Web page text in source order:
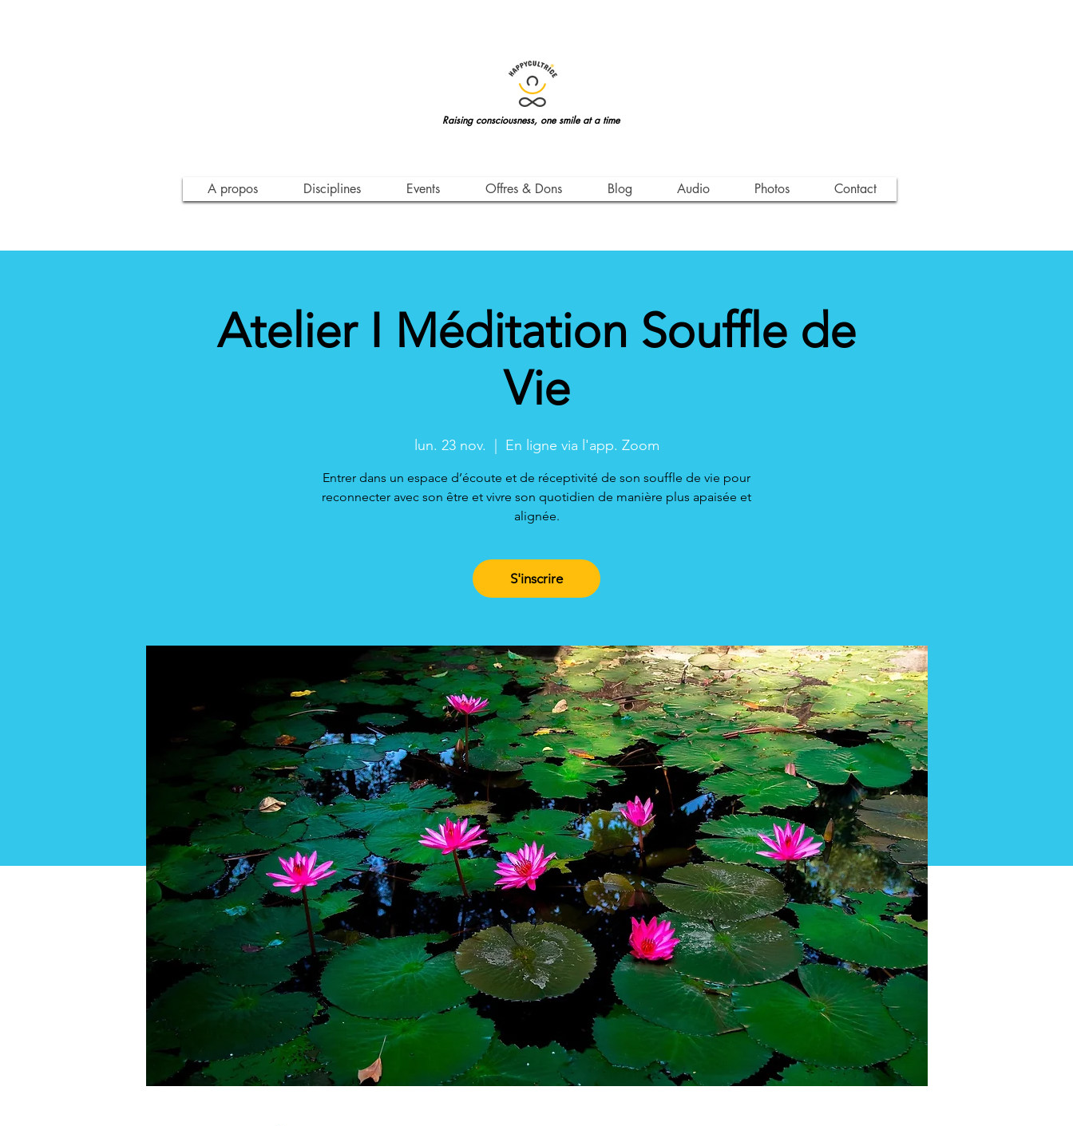
Raising consciousness, one smile at a time
Atelier I Méditation Souffle de
Vie
lun. 23 nov. En ligne via l'app. Zoom
Entrer dans un espace d’écoute et de réceptivité de son souffle de vie pour
reconnecter avec son être et vivre son quotidien de manière plus apaisée et
alignée.
S'inscrire
A propos Disciplines Events Offres & Dons Blog Audio Photos Contact